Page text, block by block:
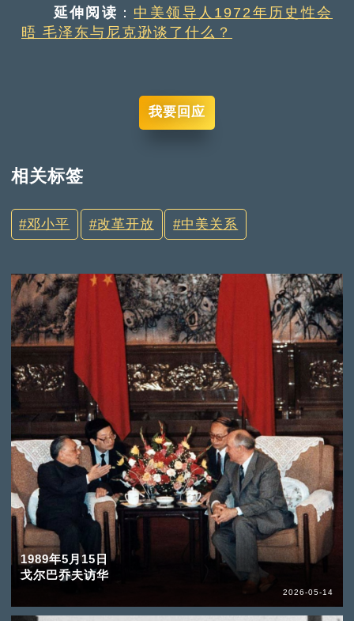
延伸阅读 ： 中美领导人1972年历史性会
晤 毛泽东与尼克逊谈了什么？
我要回应
相关标签
邓小平 改革开放 中美关系
1989年5月15日
戈尔巴乔夫访华
2026-05-14